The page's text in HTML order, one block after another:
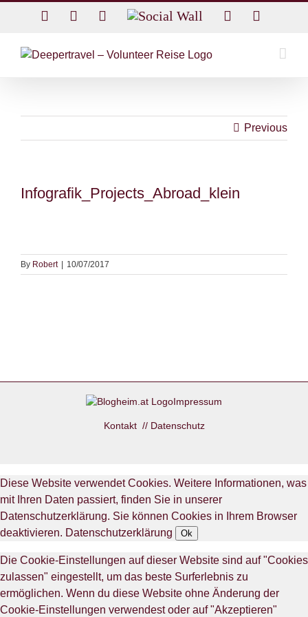
Facebook
Twitter Instagram
Social
Previous
Infografik_Projects_Abroad_klein
By Robert 10/07/2017
Impressum
Kontakt // Datenschutz
Diese Website verwendet Cookies. Weitere Informationen, was
mit Ihren Daten passiert, finden Sie in unserer
Datenschutzerklärung. Sie können Cookies in Ihrem Browser
deaktivieren. Datenschutzerklärung Ok
Die Cookie-Einstellungen auf dieser Website sind auf "Cookies
zulassen" eingestellt, um das beste Surferlebnis zu
ermöglichen. Wenn du diese Website ohne Änderung der
Cookie-Einstellungen verwendest oder auf "Akzeptieren"